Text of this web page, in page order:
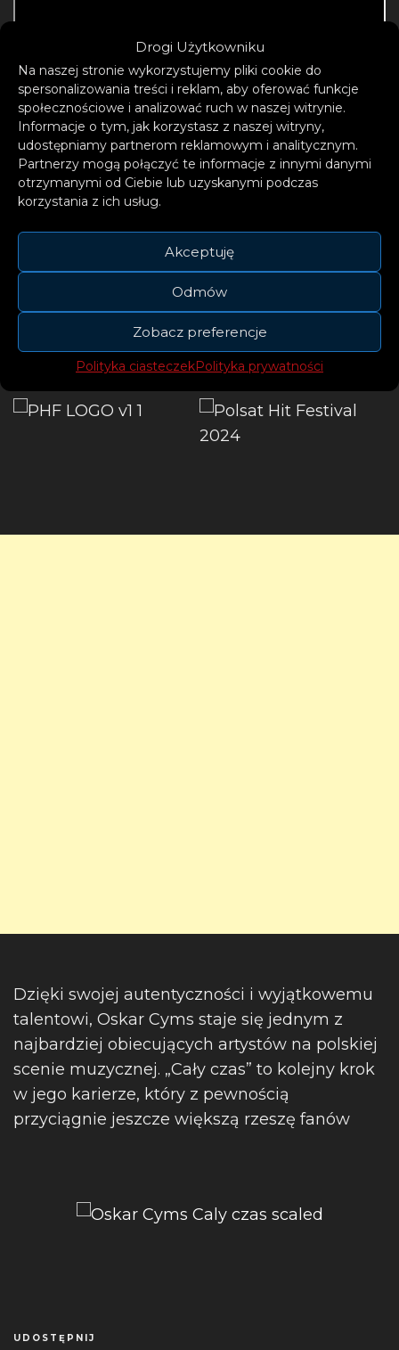
Drogi Użytkowniku
Na naszej stronie wykorzystujemy pliki cookie do
spersonalizowania treści i reklam, aby oferować funkcje
społecznościowe i analizować ruch w naszej witrynie.
Informacje o tym, jak korzystasz z naszej witryny,
udostępniamy partnerom reklamowym i analitycznym.
Partnerzy mogą połączyć te informacje z innymi danymi
otrzymanymi od Ciebie lub uzyskanymi podczas
korzystania z ich usług.
Akceptuję
Odmów
Zobacz preferencje
Polityka ciasteczekPolityka prywatności
Oskara Cymsa można będzie usłyszeć na
żywo w Sopocie na Polsat Hit Festiwal 24 – 25
Dzięki swojej autentyczności i wyjątkowemu
talentowi, Oskar Cyms staje się jednym z
najbardziej obiecujących artystów na polskiej
scenie muzycznej. „Cały czas” to kolejny krok
w jego karierze, który z pewnością
przyciągnie jeszcze większą rzeszę fanów
UDOSTĘPNIJ